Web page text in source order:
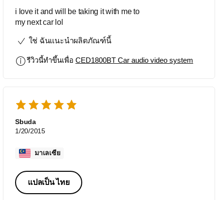
i love it and will be taking it with me to
my next car lol
ใช่ ฉันแนะนำผลิตภัณฑ์นี้
รีวิวนี้ทำขึ้นเพื่อ CED1800BT Car audio video system
Sbuda
1/20/2015
มาเลเซีย
แปลเป็น ไทย